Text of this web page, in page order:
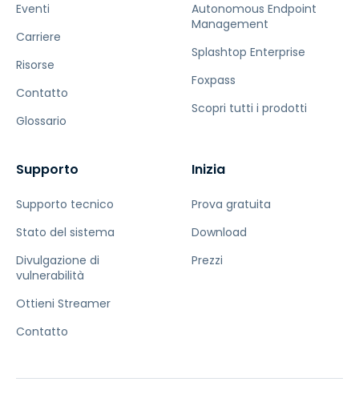
Eventi
Carriere
Risorse
Contatto
Glossario
Autonomous Endpoint
Management
Splashtop Enterprise
Foxpass
Scopri tutti i prodotti
Supporto
Supporto tecnico
Stato del sistema
Divulgazione di
vulnerabilità
Ottieni Streamer
Contatto
Inizia
Prova gratuita
Download
Prezzi